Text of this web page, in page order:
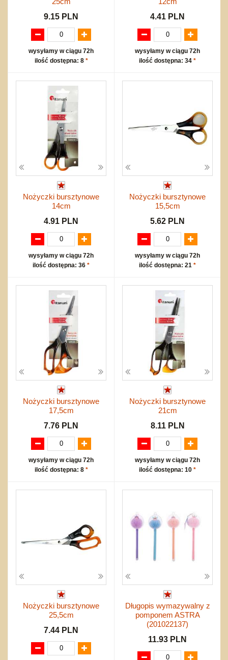
9.15 PLN
wysyłamy w ciągu 72h
ilość dostępna: 8 *
4.41 PLN
wysyłamy w ciągu 72h
ilość dostępna: 34 *
Nożyczki bursztynowe
14cm
4.91 PLN
wysyłamy w ciągu 72h
ilość dostępna: 36 *
Nożyczki bursztynowe
15,5cm
5.62 PLN
wysyłamy w ciągu 72h
ilość dostępna: 21 *
Nożyczki bursztynowe
17,5cm
7.76 PLN
wysyłamy w ciągu 72h
ilość dostępna: 8 *
Nożyczki bursztynowe
21cm
8.11 PLN
wysyłamy w ciągu 72h
ilość dostępna: 10 *
Nożyczki bursztynowe
25,5cm
7.44 PLN
Długopis wymazywalny z
pomponem ASTRA
(201022137)
11.93 PLN